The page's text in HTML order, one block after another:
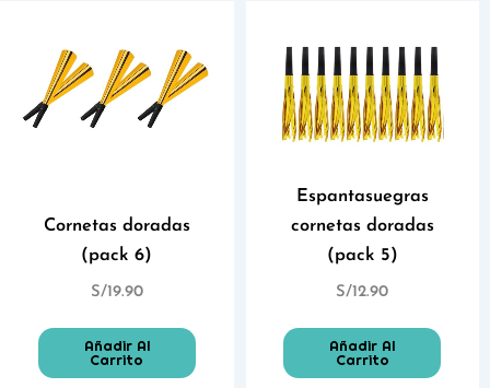
Cornetas doradas
(pack 6)
S/19.90
Añadir Al
Carrito
Espantasuegras
cornetas doradas
(pack 5)
S/12.90
Añadir Al
Carrito